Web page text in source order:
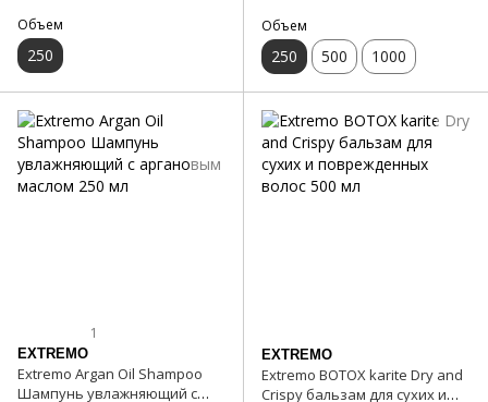
Объем
250
Объем
250 500 1000
1
EXTREMO
Extremo Argan Oil Shampoo
Шампунь увлажняющий с
EXTREMO
Extremo BOTOX karite Dry and
Crispy бальзам для сухих и